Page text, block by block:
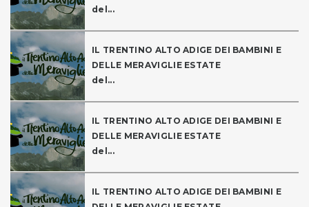
del...
IL TRENTINO ALTO ADIGE DEI BAMBINI E
DELLE MERAVIGLIE ESTATE
del...
IL TRENTINO ALTO ADIGE DEI BAMBINI E
DELLE MERAVIGLIE ESTATE
del...
IL TRENTINO ALTO ADIGE DEI BAMBINI E